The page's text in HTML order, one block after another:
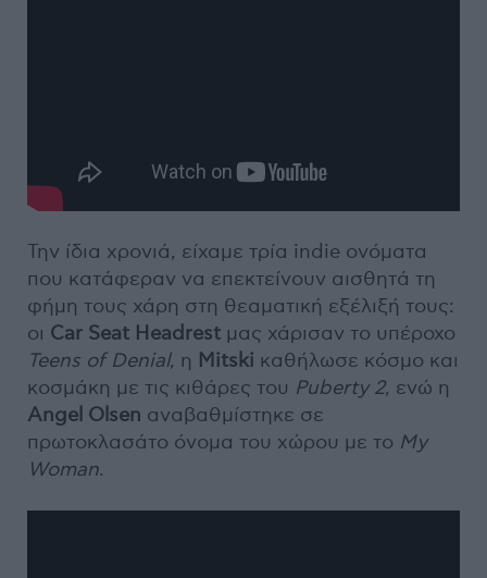
Την ίδια χρονιά, είχαμε τρία indie ονόματα
που κατάφεραν να επεκτείνουν αισθητά τη
φήμη τους χάρη στη θεαματική εξέλιξή τους:
οι Car Seat Headrest μας χάρισαν το υπέροχο
Teens of Denial, η Mitski καθήλωσε κόσμο και
κοσμάκη με τις κιθάρες του Puberty2, ενώ η
Angel Olsen αναβαθμίστηκε σε
πρωτοκλασάτο όνομα του χώρου με το My
Woman.